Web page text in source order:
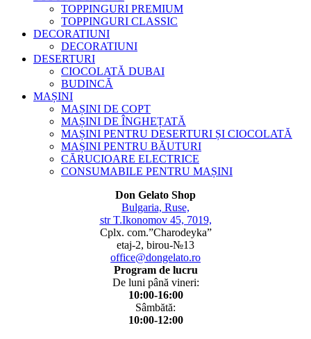
TOPPINGURI PREMIUM
TOPPINGURI CLASSIC
DECORATIUNI
DECORATIUNI
DESERTURI
CIOCOLATĂ DUBAI
BUDINCĂ
MAȘINI
MAȘINI DE COPT
MAȘINI DE ÎNGHEȚATĂ
MAȘINI PENTRU DESERTURI ȘI CIOCOLATĂ
MAȘINI PENTRU BĂUTURI
CĂRUCIOARE ELECTRICE
CONSUMABILE PENTRU MAȘINI
Don Gelato Shop
Bulgaria, Ruse,
str T.Ikonomov 45, 7019,
Cplx. com.”Charodeyka”
etaj-2, birou-№13
office@dongelato.ro
Program de lucru
De luni până vineri:
10:00-16:00
Sâmbătă:
10:00-12:00